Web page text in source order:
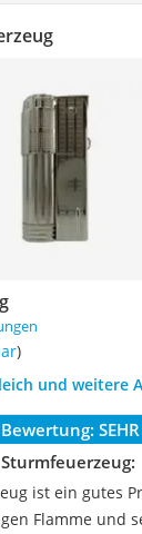
)
und weitere
ist ein gutes
Flamme und